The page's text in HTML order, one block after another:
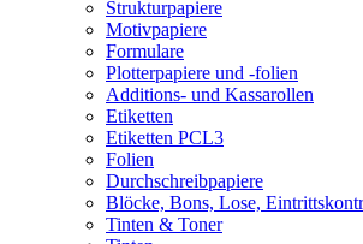
Strukturpapiere
Motivpapiere
Formulare
Plotterpapiere und -folien
Additions- und Kassarollen
Etiketten
Etiketten PCL3
Folien
Durchschreibpapiere
Blöcke, Bons, Lose,
Tinten & Toner